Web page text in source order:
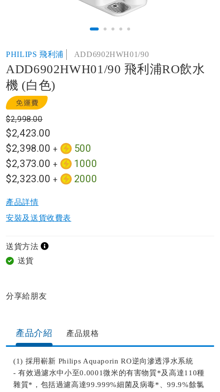
to
the
beginning
of
the
images
gallery
PHILIPS 飛利浦 ADD6902HWH01/90
ADD6902HWH01/90 飛利浦RO飲水
機 (白色)
$2,423.00
$2,398.00 +
500
$2,373.00 +
1000
$2,323.00 + 2000
$2,998.00
產品詳情​
安裝及送貨收費表
送貨方法
送貨
分享給朋友​
產品介紹 產品規格​
(1) 採用嶄新 Philips Aquaporin RO逆向滲透淨水系統
- 有效過濾水中小至0.0001微米的有害物質*及高達110種
雜質*，包括過濾高達99.999%細菌及病毒*、99.9%餘氯